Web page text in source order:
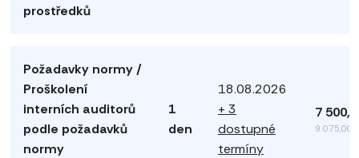
prostředků
Požadavky normy /
Proškolení
interních auditorů
podle požadavků
normy
1
den
18.08.2026
+ 3
dostupné
termíny
7
9 075,00